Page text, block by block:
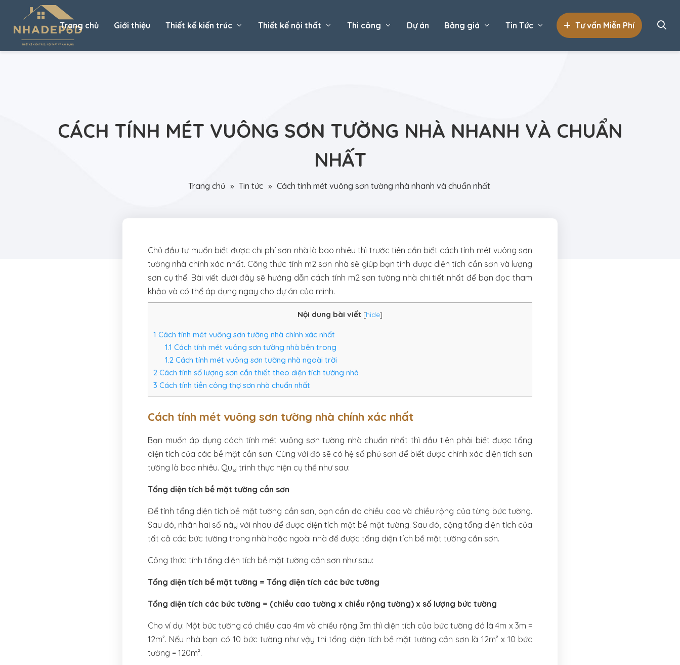
Trang chủ Giới thiệu Thiết kế kiến trúc Thiết kế nội thất Thi công Dự án Bảng giá Tin Tức Tư vấn Miễn Phí
CÁCH TÍNH MÉT VUÔNG SƠN TƯỜNG NHÀ NHANH VÀ CHUẨN
NHẤT
Trang chủ » Tin tức » Cách tính mét vuông sơn tường nhà nhanh và chuẩn nhất
Chủ đầu tư muốn biết được chi phí sơn nhà là bao nhiêu thì trước tiên cần biết cách tính mét vuông sơn
tường nhà chính xác nhất. Công thức tính m2 sơn nhà sẽ giúp bạn tính được diện tích cần sơn và lượng
sơn cụ thể. Bài viết dưới đây sẽ hướng dẫn cách tính m2 sơn tường nhà chi tiết nhất để bạn đọc tham
khảo và có thể áp dụng ngay cho dự án của mình.
Nội dung bài viết [hide]
1 Cách tính mét vuông sơn tường nhà chính xác nhất
1.1 Cách tính mét vuông sơn tường nhà bên trong
1.2Cách tính mét vuông sơn tường nhà ngoài trời
2 Cách tính số lượng sơn cần thiết theo diện tích tường nhà
3 Cách tính tiền công thợ sơn nhà chuẩn nhất
Cách tính mét vuông sơn tường nhà chính xác nhất
Bạn muốn áp dụng cách tính mét vuông sơn tường nhà chuẩn nhất thì đầu tiên phải biết được tổng
diện tích của các bề mặt cần sơn. Cùng với đó sẽ có hệ số phủ sơn để biết được chính xác diện tích sơn
tường là bao nhiêu. Quy trình thực hiện cụ thể như sau:
Tổng diện tích bề mặt tường cần sơn
Để tính tổng diện tích bề mặt tường cần sơn, bạn cần đo chiều cao và chiều rộng của từng bức tường.
Sau đó, nhân hai số này với nhau để được diện tích một bề mặt tường. Sau đó, cộng tổng diện tích của
tất cả các bức tường trong nhà hoặc ngoài nhà để được tổng diện tích bề mặt tường cần sơn.
Công thức tính tổng diện tích bề mặt tường cần sơn như sau:
Tổng diện tích bề mặt tường = Tổng diện tích các bức tường
Tổng diện tích các bức tường = (chiều cao tường x chiều rộng tường) x số lượng bức tường
Cho ví dụ: Một bức tường có chiều cao 4m và chiều rộng 3m thì diện tích của bức tường đó là 4m x 3m =
12m². Nếu nhà bạn có 10 bức tường như vậy thì tổng diện tích bề mặt tường cần sơn là 12m² x 10 bức
tường = 120m².